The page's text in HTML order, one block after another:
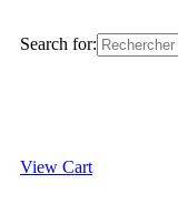
Search for:
View Cart